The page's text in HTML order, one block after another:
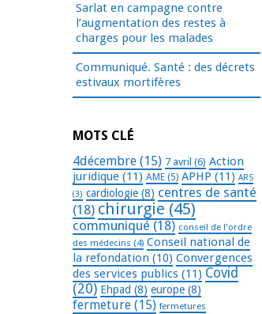
Sarlat en campagne contre
l’augmentation des restes à
charges pour les malades
Communiqué. Santé : des décrets
estivaux mortifères
MOTS CLÉ
4décembre (15) 7 avril (6) Action
juridique (11) AME (5) APHP (11) ARS
(3) cardiologie (8) centres de santé
(18) chirurgie (45)
communiqué (18) conseil de l'ordre
des médecins (4) Conseil national de
la refondation (10) Convergences
des services publics (11) Covid
(20) Ehpad (8) europe (8)
fermeture (15) fermetures